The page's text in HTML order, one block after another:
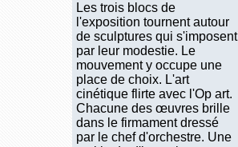
Les trois blocs de
l'exposition tournent autour
de sculptures qui s'imposent
par leur modestie. Le
mouvement y occupe une
place de choix. L'art
cinétique flirte avec l'Op art.
Chacune des œuvres brille
dans le firmament dressé
par le chef d'orchestre. Une